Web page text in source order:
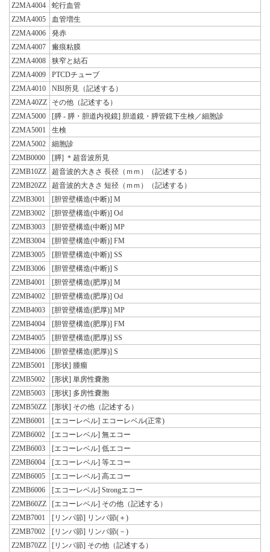
Z2MA4004
蛇行血管
Z2MA4005
血管増生
Z2MA4006
発赤
Z2MA4007
瘢痕粘膜
Z2MA4008
狭窄と結石
Z2MA4009
PTCDチューブ
Z2MA4010
NBI所見（記述する）
Z2MA40ZZ
その他（記述する）
Z2MA5000
[膵 - 膵・胆道内視鏡] 胆道鏡・膵管鏡下生検／細胞診
Z2MA5001
生検
Z2MA5002
細胞診
Z2MB0000
[膵] ＊超音波所見
Z2MB10ZZ
超音波的大きさ 長径（ｍｍ）（記述する）
Z2MB20ZZ
超音波的大きさ 短径（ｍｍ）（記述する）
Z2MB3001
[胆管壁構造(中断)] M
Z2MB3002
[胆管壁構造(中断)] Od
Z2MB3003
[胆管壁構造(中断)] MP
Z2MB3004
[胆管壁構造(中断)] FM
Z2MB3005
[胆管壁構造(中断)] SS
Z2MB3006
[胆管壁構造(中断)] S
Z2MB4001
[胆管壁構造(肥厚)] M
Z2MB4002
[胆管壁構造(肥厚)] Od
Z2MB4003
[胆管壁構造(肥厚)] MP
Z2MB4004
[胆管壁構造(肥厚)] FM
Z2MB4005
[胆管壁構造(肥厚)] SS
Z2MB4006
[胆管壁構造(肥厚)] S
Z2MB5001
[形状] 腫瘤
Z2MB5002
[形状] 単房性嚢胞
Z2MB5003
[形状] 多房性嚢胞
Z2MB50ZZ
[形状] その他（記述する）
Z2MB6001
[エコーレベル] エコーレベル(正常)
Z2MB6002
[エコーレベル] 無エコー
Z2MB6003
[エコーレベル] 低エコー
Z2MB6004
[エコーレベル] 等エコー
Z2MB6005
[エコーレベル] 高エコー
Z2MB6006
[エコーレベル] Strongエコー
Z2MB60ZZ
[エコーレベル] その他（記述する）
Z2MB7001
[リンパ節] リンパ節(＋)
Z2MB7002
[リンパ節] リンパ節(－)
Z2MB70ZZ
[リンパ節] その他（記述する）